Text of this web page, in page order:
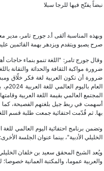
نبضاً يفتّح فيها للرجا سبلا
وبهذه المناسبة ألقى أ.د جورج تامر، مدير
صرح يصبو ويتقدم ويزدهر بهمة القائمين
‏وقال جورج تامر: "اللغة تنمو بنماء
ضرورة مواكبة الثقافة والحداثة والتقانة
ضرورة أن تكون العربية لغة فكر خلّاق
المجتمع العالمي بقيمة اللغة العربية
أسهمت في ربط جيل بلغتهم الفصيحة، كما
بها. ثم قُدّمت احتفائية جمعت طلبة قسم
الخليلي الأدبية"، بينما عنوان الجلسة
ويُعد الشيخ المحقق سعيد بن خلفان
والعربية عموما، والمكتبة العمانية خصوصا؛